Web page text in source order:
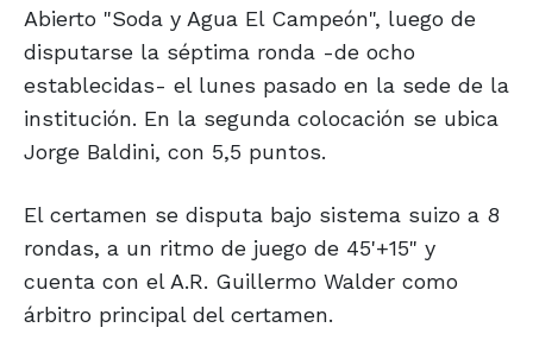
Abierto "Soda y Agua El Campeón", luego de
disputarse la séptima ronda -de ocho
establecidas- el lunes pasado en la sede de la
institución. En la segunda colocación se ubica
Jorge Baldini, con 5,5 puntos.
El certamen se disputa bajo sistema suizo a 8
rondas, a un ritmo de juego de 45'+15" y
cuenta con el A.R. Guillermo Walder como
árbitro principal del certamen.